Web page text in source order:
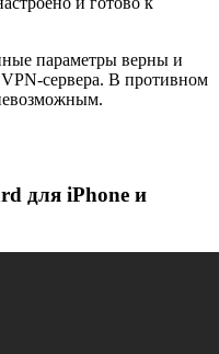
параметры верны и
сервера. В противном
для iPhone и